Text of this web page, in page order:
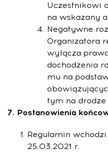
Uczestnikowi
na wskazany
Negatywne
Organizatora
wyłącza
dochodzenia
mu na
tym na drodze
7. Postanowienia
Regulamin
25.03.2021 r.